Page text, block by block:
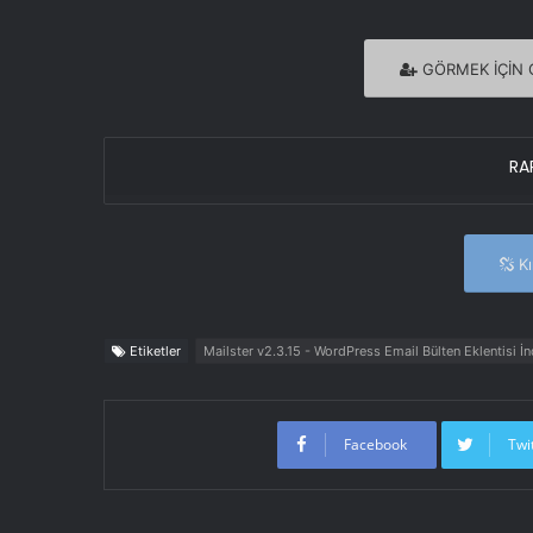
GÖRMEK İÇİN
Etiketler Mailster v2.3.15 - WordPress Email Bülten Eklentisi
Facebook